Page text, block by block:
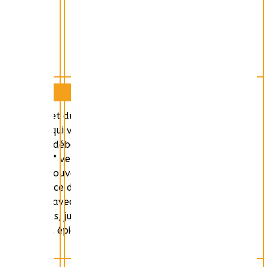
l'hôpital et du restaurant. C'est une nouvelle vie qui
de Reine qui va y trouver un enfant orphelin pour
France, déboussolé par cette nouvelle retraite et
vers l'au-delà en se rendant sur sa
ont ouvert un restaurant à Noyers-sur-Serein
peinture, ce dont son entourage n'est pas au
liaison avec quelqu'un d'autre. Pour aider à
Jacques, jusqu'au retour de Catherine qui verra
dans cet épidode la disparition de Paule, la sœur